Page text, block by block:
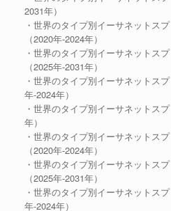
2031年）
・世界のタイプ別イーサネットス
（2020年-2024年）
・世界のタイプ別イーサネットス
（2025年-2031年）
・世界のタイプ別イーサネットス
年-2024年）
・世界のタイプ別イーサネットス
年）
・世界のタイプ別イーサネットス
（2020年-2024年）
・世界のタイプ別イーサネットス
（2025年-2031年）
・世界のタイプ別イーサネットス
年-2024年）